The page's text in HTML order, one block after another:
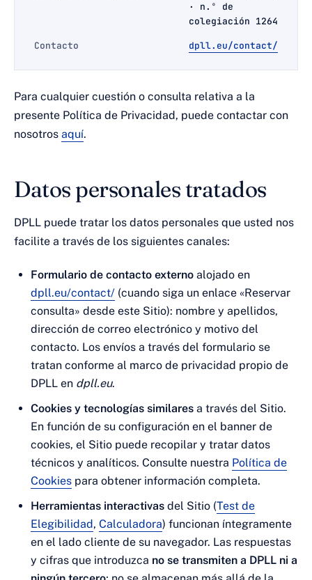
· n.º de
colegiación 1264
Contacto dpll.eu/contact/
Para cualquier cuestión o consulta relativa a la
presente Política de Privacidad, puede contactar con
nosotros aquí.
Datos personales tratados
DPLL puede tratar los datos personales que usted nos
facilite a través de los siguientes canales:
Formulario de contacto externo alojado en
dpll.eu/contact/ (cuando siga un enlace «Reservar
consulta» desde este Sitio): nombre y apellidos,
dirección de correo electrónico y motivo del
contacto. Los envíos a través del formulario se
tratan conforme al marco de privacidad propio de
DPLL en dpll.eu.
Cookies y tecnologías similares a través del Sitio.
En función de su configuración en el banner de
cookies, el Sitio puede recopilar y tratar datos
técnicos y analíticos. Consulte nuestra Política de
Cookies para obtener información completa.
Herramientas interactivas del Sitio (Test de
Elegibilidad, Calculadora) funcionan íntegramente
en el lado cliente de su navegador. Las respuestas
y cifras que introduzca no se transmiten a DPLL ni a